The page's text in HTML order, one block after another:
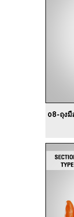
08-ถุงมื